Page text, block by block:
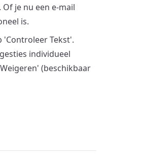
je nu een e-mail
is.
'Controleer Tekst'.
individueel
(beschikbaar